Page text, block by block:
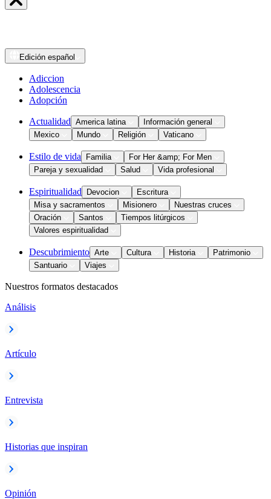
Edición español
Adiccion
Adolescencia
Adopción
Actualidad America latina
Información general
Mexico
Mundo Religión Vaticano
Estilo de vida Familia
For Her &amp; For Men
Pareja y sexualidad
Salud Vida profesional
Espiritualidad Devocion
Escritura
Misa y sacramentos
Misionero
Nuestras cruces
Oración
Santos
Tiempos litúrgicos
Valores espiritualidad
Descubrimiento Arte Cultura Historia
Patrimonio
Santuario
Viajes
Nuestros formatos destacados
Análisis
Artículo
Entrevista
Historias que inspiran
Opinión